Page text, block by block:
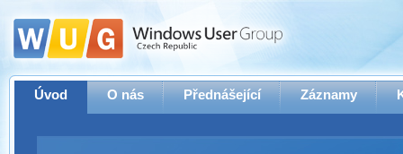
Úvod O nás Přednášející Záznamy